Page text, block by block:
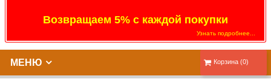
Возвращаем 5% с каждой покупки
Узнать подробнее...
Корзина (0)
МЕНЮ